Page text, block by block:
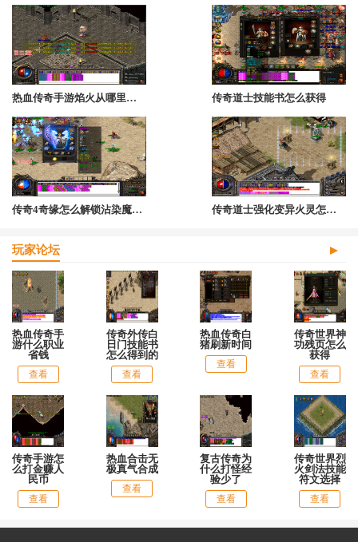
热血传奇手游焰火从哪里弄的 传奇道士技能书怎么获得
传奇4奇缘怎么解锁沾染魔气之人 传奇道士强化变异火灵怎么弄的啊
玩家论坛
热血传奇手
游什么职业
省钱
查看
传奇外传白
日门技能书
怎么得到的
查看
热血传奇白
猪刷新时间
查看
传奇世界神
功残页怎么
获得
查看
传奇手游怎
么打金赚人
民币
查看
热血合击无
极真气合成
查看
复古传奇为
什么打怪经
验少了
查看
传奇世界烈
火剑法技能
符文选择
查看